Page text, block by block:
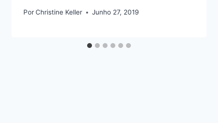
PorChristine Keller Junho 27, 2019